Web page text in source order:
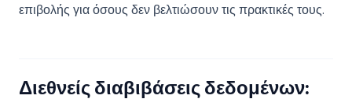
επιβολής για όσους δεν βελτιώσουν τις πρακτικές τους.
Διεθνείς διαβιβάσεις δεδομένων: